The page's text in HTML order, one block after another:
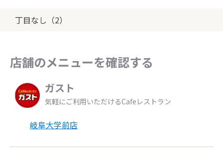
丁目なし（2）
店舗のメニューを確認する
ガスト
気軽にご利用いただけるCafeレストラン
岐阜大学前店